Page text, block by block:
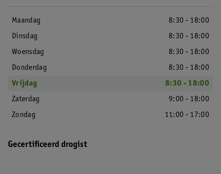
Maandag
8:30 - 18:00
Dinsdag
8:30 - 18:00
Woensdag
8:30 - 18:00
Donderdag
8:30 - 18:00
Vrijdag
8:30 - 18:00
Zaterdag
9:00 - 18:00
Zondag
11:00 - 17:00
Gecertificeerd drogist